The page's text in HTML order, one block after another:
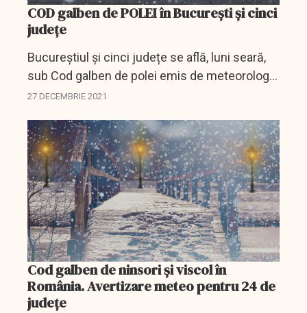
COD galben de POLEI în București și cinci
județe
Bucureștiul și cinci județe se află, luni seară,
sub Cod galben de polei emis de meteorologi.
În alte două județe se anunță ceață.
27 DECEMBRIE 2021
Cod galben de ninsori și viscol în
România. Avertizare meteo pentru 24 de
județe